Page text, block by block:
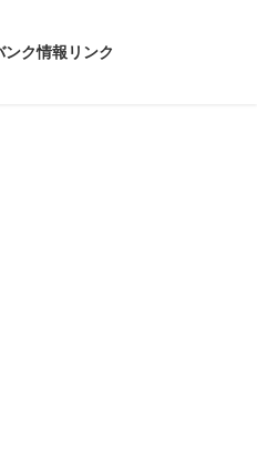
ク情報リンク